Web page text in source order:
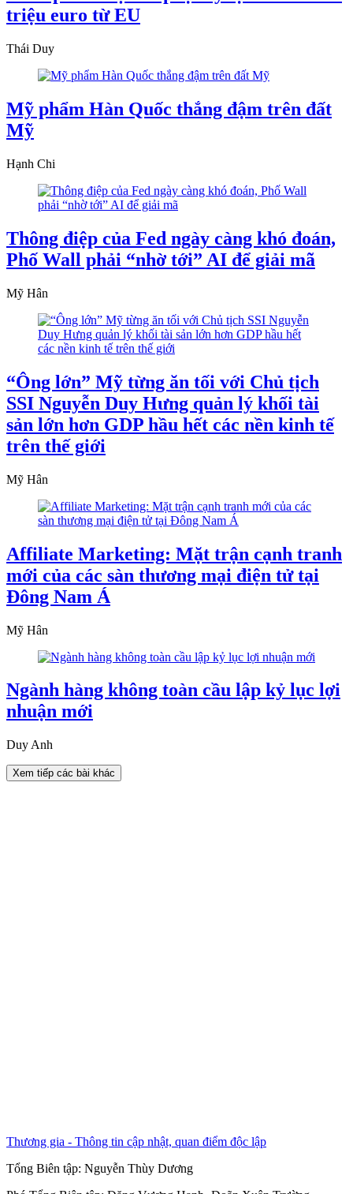
triệu euro từ EU
Thái Duy
Mỹ phẩm Hàn Quốc thắng đậm trên đất
Mỹ
Hạnh Chi
Thông điệp của Fed ngày càng khó đoán,
Phố Wall phải “nhờ tới” AI để giải mã
Mỹ Hân
“Ông lớn” Mỹ từng ăn tối với Chủ tịch
SSI Nguyễn Duy Hưng quản lý khối tài
sản lớn hơn GDP hầu hết các nền kinh tế
trên thế giới
Mỹ Hân
Affiliate Marketing: Mặt trận cạnh tranh
mới của các sàn thương mại điện tử tại
Đông Nam Á
Mỹ Hân
Ngành hàng không toàn cầu lập kỷ lục lợi
nhuận mới
Duy Anh
Xem tiếp các bài khác
Thương gia - Thông tin cập nhật, quan điểm độc lập
Tổng Biên tập: Nguyễn Thùy Dương